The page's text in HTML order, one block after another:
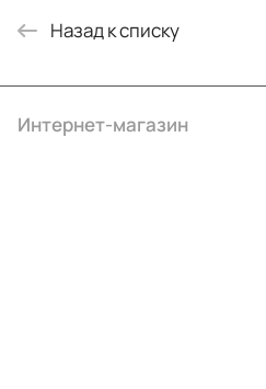
Назад к списку
Интернет-магазин